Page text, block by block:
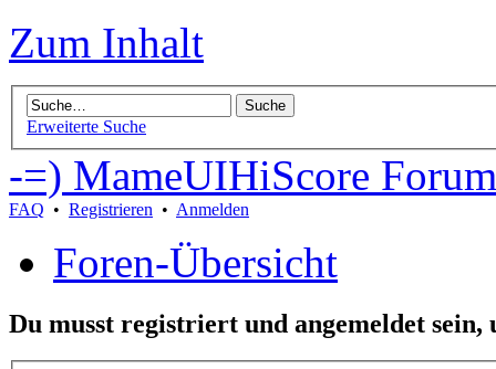
Zum Inhalt
Erweiterte Suche
-=) MameUIHiScore
FAQ • Registrieren • Anmelden
Foren-Übersicht
Du musst registriert und angemeldet sein,